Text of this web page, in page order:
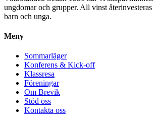
ungdomar och grupper. All vinst
barn och unga.
Meny
Sommarläger
Konferens & Kick-off
Klassresa
Föreningar
Om Brevik
Stöd oss
Kontakta oss